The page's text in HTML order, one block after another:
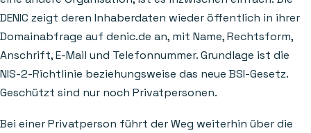
DENIC zeigt deren Inhaberdaten wieder öffentlich in ihrer
Domainabfrage auf denic.de an, mit Name, Rechtsform,
Anschrift, E-Mail und Telefonnummer. Grundlage ist die
NIS-2-Richtlinie beziehungsweise das neue BSI-Gesetz.
Geschützt sind nur noch Privatpersonen.
Bei einer Privatperson führt der Weg weiterhin über die